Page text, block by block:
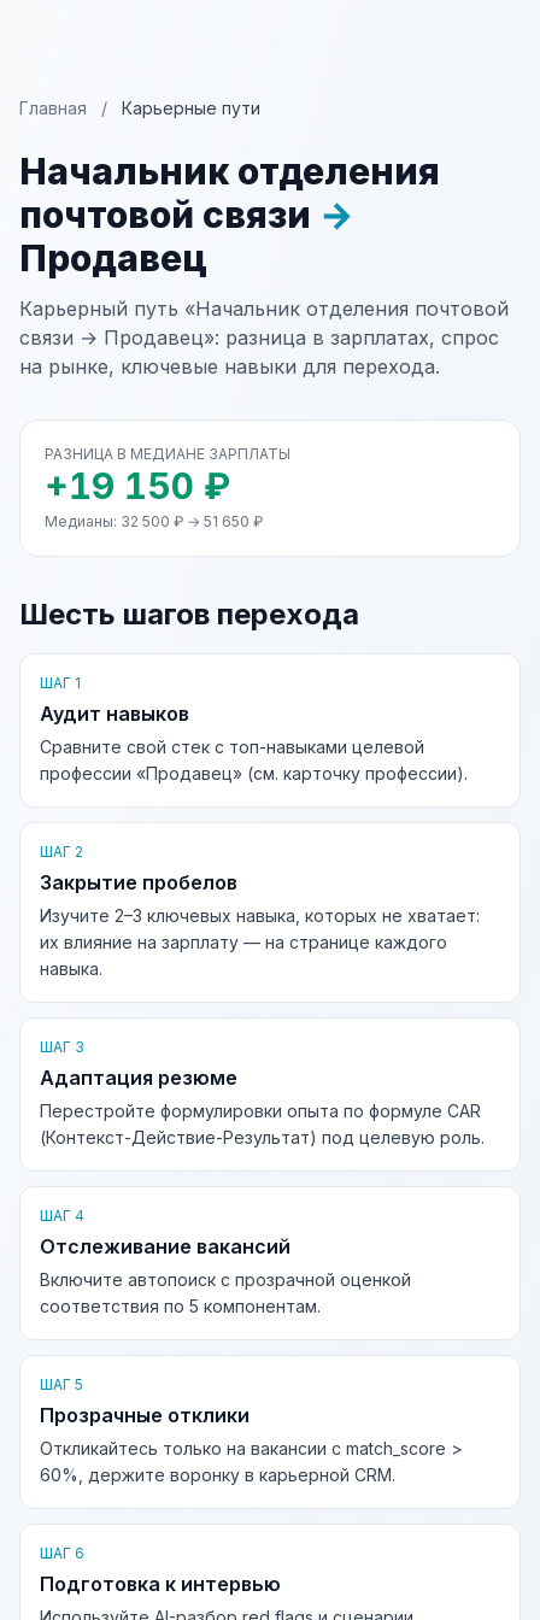
Главная / Карьерные пути
Начальник отделения
почтовой связи →
Продавец
Карьерный путь «Начальник отделения почтовой
связи → Продавец»: разница в зарплатах, спрос
на рынке, ключевые навыки для перехода.
РАЗНИЦА В МЕДИАНЕ ЗАРПЛАТЫ
+19 150 ₽
Медианы: 32 500 ₽ → 51 650 ₽
Шесть шагов перехода
ШАГ 1
Аудит навыков
Сравните свой стек с топ-навыками целевой
профессии «Продавец» (см. карточку профессии).
ШАГ 2
Закрытие пробелов
Изучите 2–3 ключевых навыка, которых не хватает:
их влияние на зарплату — на странице каждого
навыка.
ШАГ 3
Адаптация резюме
Перестройте формулировки опыта по формуле CAR
(Контекст-Действие-Результат) под целевую роль.
ШАГ 4
Отслеживание вакансий
Включите автопоиск с прозрачной оценкой
соответствия по 5 компонентам.
ШАГ 5
Прозрачные отклики
Откликайтесь только на вакансии с match_score >
60%, держите воронку в карьерной CRM.
ШАГ 6
Подготовка к интервью